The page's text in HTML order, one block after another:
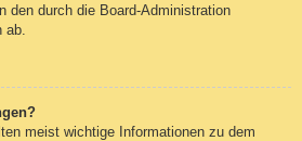
den durch die Board-Administration
ab.
meist wichtige Informationen zu dem